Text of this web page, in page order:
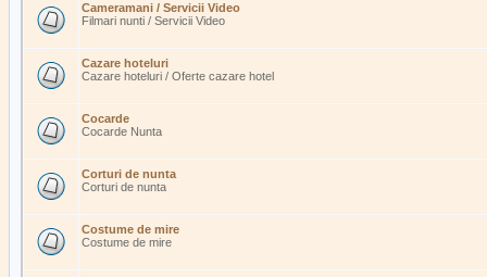
Cameramani / Servicii Video
Filmari nunti / Servicii Video
Cazare hoteluri
Cazare hoteluri / Oferte cazare hotel
Cocarde
Cocarde Nunta
Corturi de nunta
Corturi de nunta
Costume de mire
Costume de mire